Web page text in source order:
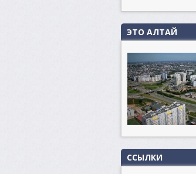
ЭТО АЛТАЙ
ССЫЛКИ